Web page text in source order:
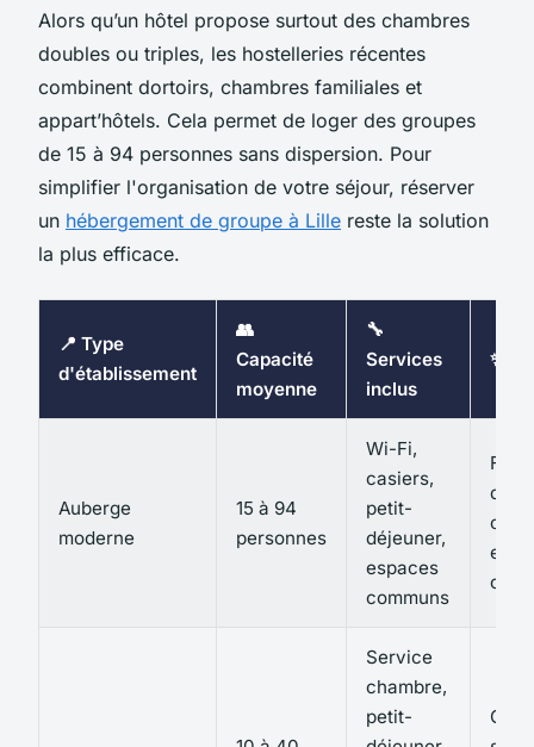
Alors qu’un hôtel propose surtout des chambres
doubles ou triples, les hostelleries récentes
combinent dortoirs, chambres familiales et
appart’hôtels. Cela permet de loger des groupes
de 15 à 94 personnes sans dispersion. Pour
simplifier l'organisation de votre séjour, réserver
un hébergement de groupe à Lille reste la solution
la plus efficace.
📍 Type
d'établissement
👥
Capacité
moyenne
🔧
Services
inclus
✨
Auberge
moderne
15 à 94
personnes
Wi-Fi,
casiers,
petit-
déjeuner,
espaces
communs
des
et
Service
chambre,
petit-